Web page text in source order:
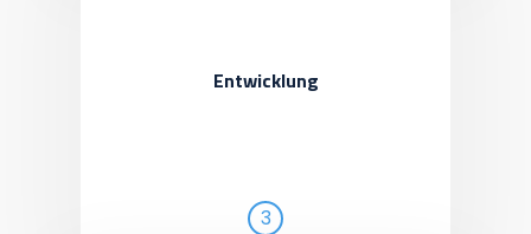
Entwicklung
3